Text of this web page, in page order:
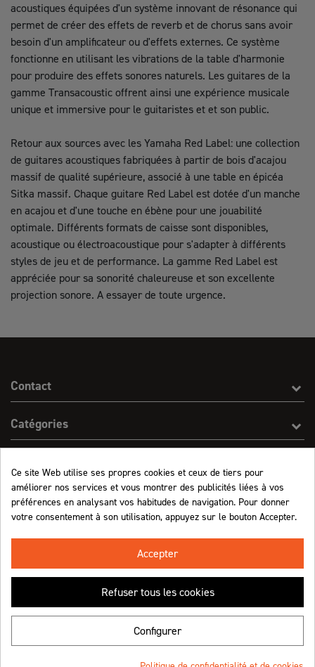
acoustiques équipées d'un système innovant de résonance qui
permet de créer des effets de reverb et de chorus sans avoir
besoin d'un amplificateur ou d'effets externes. Ce système
fonctionne en utilisant les vibrations de la table d'harmonie
pour produire des effets sonores naturels. Les guitares de la
gamme Transacoustic offrent ainsi une expérience musicale
unique et immersive pour le guitaristes et et son public.
Retour aux sources avec les Yamaha Red Label: une collection
de guitares acoustiques fabriquées à partir de bois d'acajou
massif de qualité supérieure, associé à une table en épicéa
Sitka massif. Chaque guitare Red Label est dotée d'un manche
en acajou et d'une touche en ébène pour une jouabilité
optimale. Différents formats de caisse sont disponibles,
acoustique ou électroacoustique pour s'adapter à différents
styles de jeu et de performance. La gamme Red Label est
appréciée pour sa sonorité chaleureuse et son excellente
projection sonore. A essayer de toute urgence.
Contact
Catégories
Informations
Retrouvez-nous !
Ce site Web utilise ses propres cookies et ceux de tiers pour
améliorer nos services et vous montrer des publicités liées à vos
préférences en analysant vos habitudes de navigation. Pour donner
votre consentement à son utilisation, appuyez sur le bouton Accepter.
Accepter
Refuser tous les cookies
Configurer